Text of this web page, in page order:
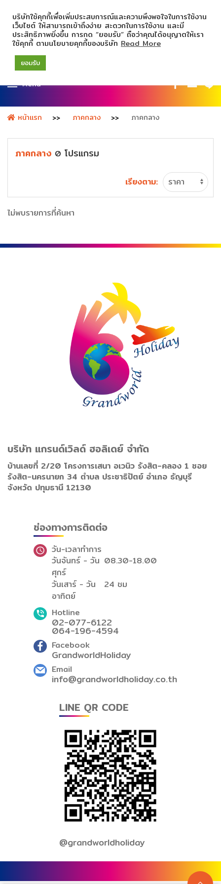
Menu
หน้าแรก ภาคกลาง ภาคกลาง
ภาคกลาง 0 โปรแกรม
เรียงตาม:
ไม่พบรายการที่ค้นหา
บริษัทใช้คุกกี้เพื่อเพิ่มประสบการณ์และความพึงพอใจในการใช้งาน
เว็บไซต์ ให้สามารถเข้าถึงง่าย สะดวกในการใช้งาน และมี
ประสิทธิภาพยิ่งขึ้น การกด “ยอมรับ” ถือว่าคุณได้อนุญาตให้เรา
ใช้คุกกี้ ตามนโยบายคุกกี้ของบริษัท Read More
ยอมรับ
บริษัท แกรนด์เวิลด์ ฮอลิเดย์ จำกัด
บ้านเลขที่ 2/20 โครงการเสนา อเวนิว รังสิต-คลอง 1 ซอย
รังสิต-นครนายก 34 ตำบล ประชาธิปัตย์ อำเภอ ธัญบุรี
จังหวัด ปทุมธานี 12130
ช่องทางการติดต่อ
วัน-เวลาทำการ
วันจันทร์ - วัน
ศุกร์
08.30-18.00
วันเสาร์ - วัน
อาทิตย์
24 ชม
Hotline
02-077-6122
064-196-4594
Facebook
GrandworldHoliday
Email
info@grandworldholiday.co.th
LINE QR CODE
@grandworldholiday